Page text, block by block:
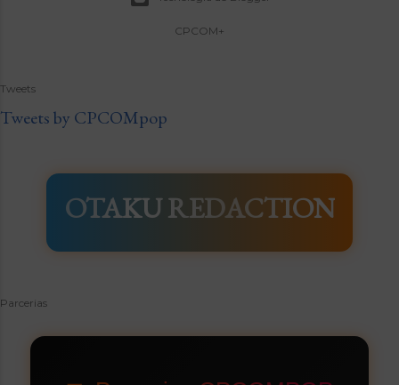
CPCOM+
Tweets
Tweets by CPCOMpop
OTAKU REDACTION
Parcerias